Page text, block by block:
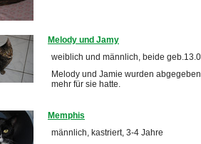
Melody und Jamy
weiblich und männlich, beide
Melody und Jamie wurden
mehr für sie hatte.
Memphis
männlich, kastriert, 3-4 Jahre